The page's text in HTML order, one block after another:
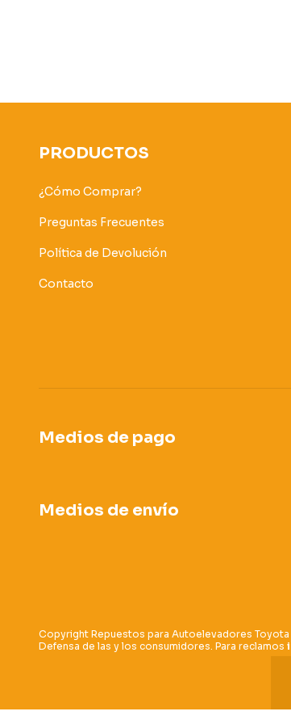
PRODUCTOS
¿Cómo Comprar?
Preguntas Frecuentes
Política de Devolución
Contacto
Medios de pago
Medios de envío
Copyright Repuestos para Autoelevadores
Defensa de las y los consumidores. Para reclamos